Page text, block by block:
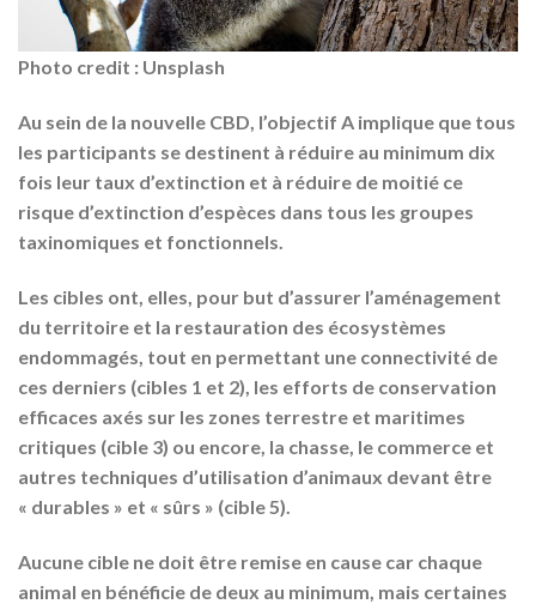
Photo credit : Unsplash
Au sein de la nouvelle CBD, l’objectif A implique que tous
les participants se destinent à réduire au minimum dix
fois leur taux d’extinction et à réduire de moitié ce
risque d’extinction d’espèces dans tous les groupes
taxinomiques et fonctionnels.
Les cibles ont, elles, pour but d’assurer l’aménagement
du territoire et la restauration des écosystèmes
endommagés, tout en permettant une connectivité de
ces derniers (cibles 1 et 2), les efforts de conservation
efficaces axés sur les zones terrestre et maritimes
critiques (cible 3) ou encore, la chasse, le commerce et
autres techniques d’utilisation d’animaux devant être
« durables » et « sûrs » (cible 5).
Aucune cible ne doit être remise en cause car chaque
animal en bénéficie de deux au minimum, mais certaines